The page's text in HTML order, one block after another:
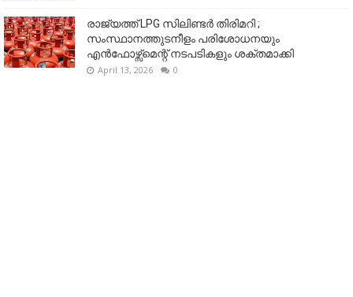
രാജ്യത്ത് LPG സിലിണ്ടർ തിരിമറി ;
സംസ്ഥാനത്തുടനീളം പരിശോധനയും
എൻഫോഴ്സ്മെന്റ് നടപടികളും ശക്തമാക്കി
April 13, 2026 0